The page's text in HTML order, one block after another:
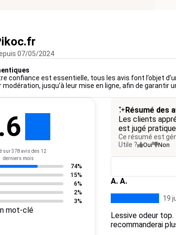
07/05/2024
confiance est essentielle, tous les avis font l’objet
jusqu’à leur mise en ligne, afin de garantir
sur 378 avis des 12
derniers mois
74%
15%
6%
2%
3%
mot-clé
Résumé des
Les clients
est jugé
Ce résumé est
Utile ?
Oui Non
A. A.
19
Lessive odeur top.
recommanderai